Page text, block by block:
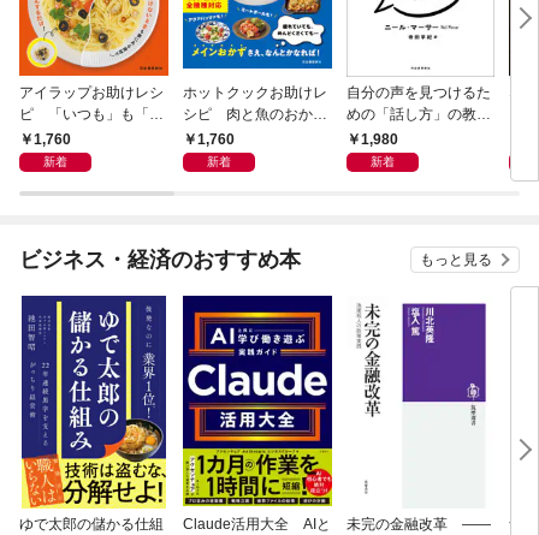
アイラップお助けレシ
ピ 「いつも」も「も
しも」もおいしい！
1,760
新着
ホットクックお助けレ
シピ 肉と魚のおか
ず 少ない材料＆調味
料で、あとはスイッチ
1,760
新着
自分の声を見つけるた
めの「話し方」の教
室 Ｏｒａｃｙ（オラ
シー）
1,980
新着
な
ビジネス・経済のおすすめ本 もっと見る
ゆで太郎の儲かる仕組
Claude活用大全 AIと
未完の金融改革 ――
食